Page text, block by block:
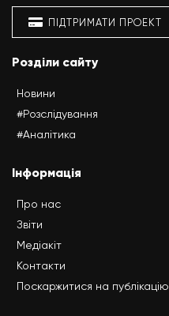
ПІДТРИМАТИ ПРОЕКТ
Розділи сайту
Новини
#Розслідування
#Аналітика
Інформація
Про нас
Звіти
Медіакіт
Контакти
Поскаржитися на публікацію